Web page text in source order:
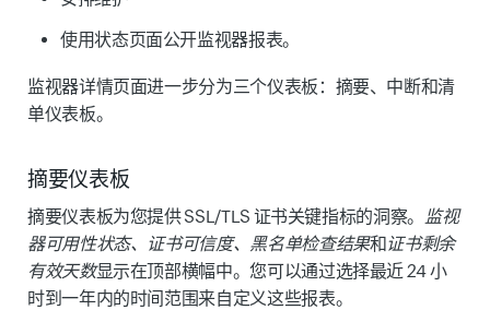
使用状态页面公开监视器报表。
监视器详情页面进一步分为三个仪表板： 摘要、 中断和清
单仪表板。
摘要仪表板
摘要仪表板为您提供 SSL/TLS 证书关键指标的洞察。
监视
器可用性状态、证书可信度、黑名单检查结果和证书剩余
有效天数显示在顶部横幅中。您可以通过选择最近 24 小
时到一年内的时间范围来自定义这些报表。